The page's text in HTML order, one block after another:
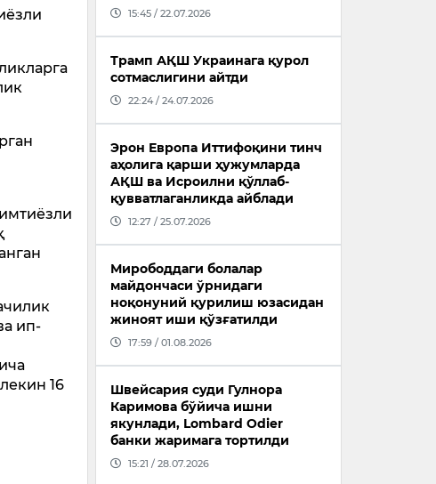
ип-
16
15:45 / 22.07.2026
Трамп АҚШ Украинага қурол
сотмаслигини айтди
22:24 / 24.07.2026
Эрон Европа Иттифоқини тинч
аҳолига қарши ҳужумларда
АҚШ ва Исроилни қўллаб-
қувватлаганликда айблади
12:27 / 25.07.2026
Мирободдаги болалар
майдончаси ўрнидаги
ноқонуний қурилиш юзасидан
жиноят иши қўзғатилди
17:59 / 01.08.2026
Швейсария суди Гулнора
Каримова бўйича ишни
якунлади, Lombard Odier
банки жаримага тортилди
15:21 / 28.07.2026